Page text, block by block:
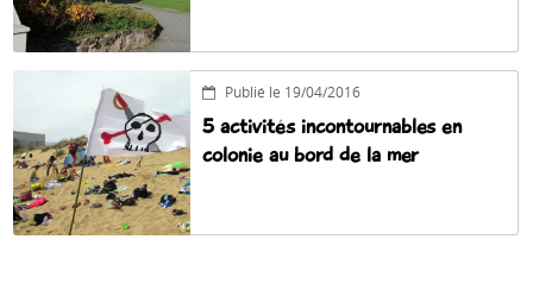
Publié le 19/04/2016
5 activités incontournables en
colonie au bord de la mer